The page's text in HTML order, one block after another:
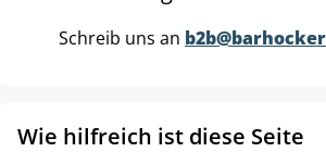
Schreib uns an
Wie hilfreich ist diese Seite